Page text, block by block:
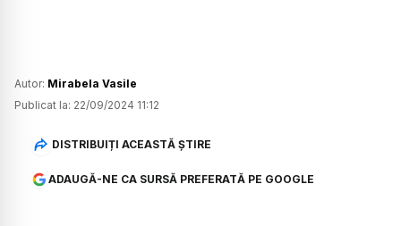
Autor: Mirabela Vasile
Publicat la: 22/09/2024 11:12
DISTRIBUIȚI ACEASTĂ ȘTIRE
ADAUGĂ-NE CA SURSĂ PREFERATĂ PE GOOGLE